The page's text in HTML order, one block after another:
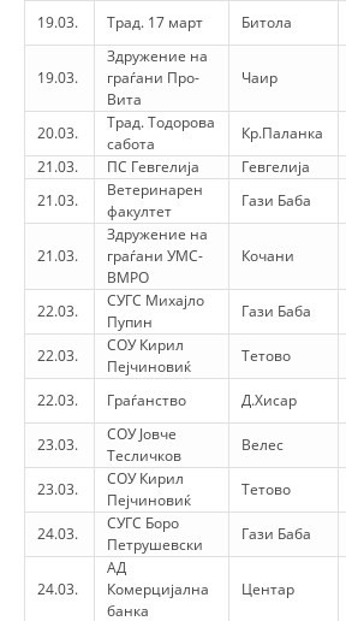
19.03.
Трад. 17 март Битола
19.03.
Здружение на
граѓани Про-
Вита
Чаир
20.03.
Трад. Тодорова
сабота
Кр.Паланка
21.03.
ПС Гевгелија Гевгелија
21.03.
Ветеринарен
факултет
Гази Баба
21.03.
Здружение на
граѓани УМС-
ВМРО
Кочани
22.03.
СУГС Михајло
Пупин
Гази Баба
22.03.
СОУ Кирил
Пејчиновиќ
Тетово
22.03. Граѓанство Д.Хисар
23.03.
СОУ Јовче
Тесличков
Велес
23.03.
СОУ Кирил
Пејчиновиќ
Тетово
24.03.
СУГС Боро
Петрушевски
Гази Баба
24.03.
АД
Комерцијална
банка
Центар